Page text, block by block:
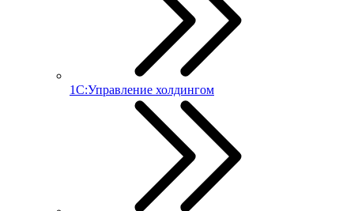
1С:Управление холдингом